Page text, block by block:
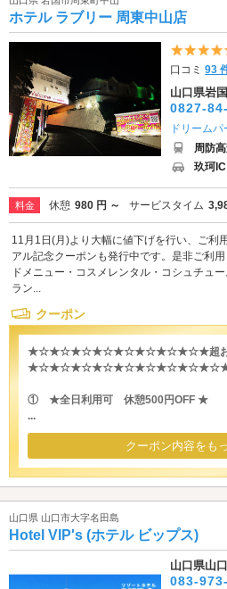
ホテル ラブリー 周東中山店
口コミ93
山口県岩
0827-
ドリーム
周防
玖珂IC
料金 休憩 980 円 ～ サービスタイム
11月1日(月)より大幅に値下げを行い、ご利
アル記念クーポンも発行中です。是非ご利
ドメニュー・コスメレンタル・コシュチュ
ラン...
クーポン
★☆★☆★☆★☆★☆★☆★☆★☆★超お得
① ★全日利用可 休憩500円OFF ★
...
クーポン内容をも
山口県 山口市大字名田島
Hotel VIP's (ホテル ビップス)
山口県山
083-